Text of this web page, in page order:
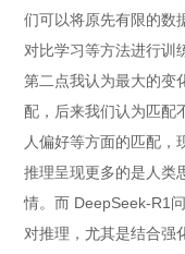
们可以将原先有限的数
对比学习等方法进行训
第二点我认为最大的变
配，后来我们认为匹配
人偏好等方面的匹配，
推理呈现更多的是人类
情。而 DeepSeek-R1
对推理，尤其是结合强